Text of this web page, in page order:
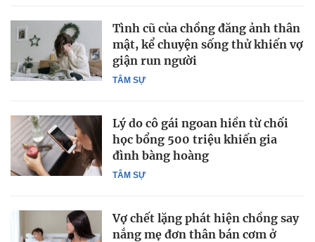
TÂM SỰ
Tình cũ của chồng đăng ảnh thân
mật, kể chuyện sống thử khiến vợ
giận run người
TÂM SỰ
Lý do cô gái ngoan hiền từ chối
học bổng 500 triệu khiến gia
đình bàng hoàng
Vợ chết lặng phát hiện chồng say
nắng mẹ đơn thân bán cơm ở